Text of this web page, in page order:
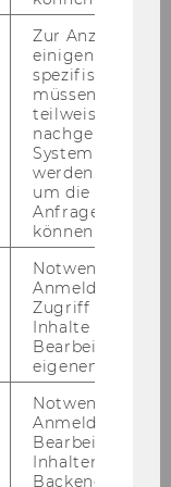
Ma­
aus dem 3.
Ein­blick
Kä­se­rei Ös­
Zur Anzeige von
einigen WU-
spezifischen
müssen
teilweise von
nachgelagerten
System
werden.
um die Antwort
Anfrage
können.
Notwendig für
Anmeldung und
Zugriff auf
Inhalte oder zur
Bearbeitung des
eigenen Profils.
Notwendig für
Anmeldung und
Bearbeitung von
Inhalten im
Backend.